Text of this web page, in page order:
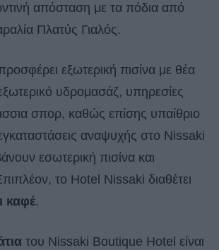
απόσταση με τα πόδια από
Πλατύς Γιαλός.
εξωτερική πισίνα με θέα
υδρομασάζ, υπηρεσίες
σπορ, καθώς επίσης υπαίθριο
αναψυχής στο Nissaki
εσωτερική πισίνα και
το Hotel Nissaki διαθέτει
καφέ.
του Nissaki Boutique Hotel είναι